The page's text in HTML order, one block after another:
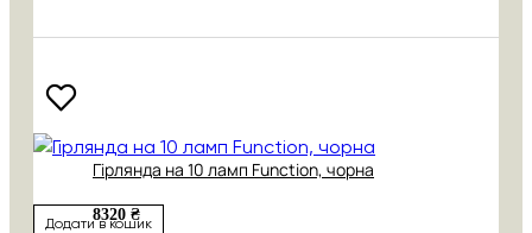
Гірлянда на 10 ламп Function, чорна
8320 ₴
Додати в кошик